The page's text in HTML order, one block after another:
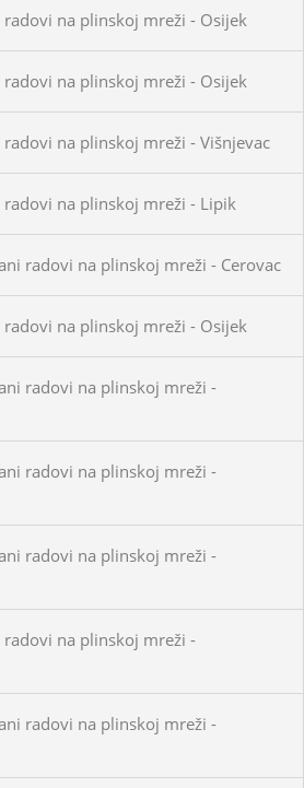
na plinskoj mreži - Osijek
na plinskoj mreži - Osijek
na plinskoj mreži - Višnjevac
na plinskoj mreži - Lipik
radovi na plinskoj mreži - Cerovac
na plinskoj mreži - Osijek
radovi na plinskoj mreži -
radovi na plinskoj mreži -
radovi na plinskoj mreži -
na plinskoj mreži -
radovi na plinskoj mreži -